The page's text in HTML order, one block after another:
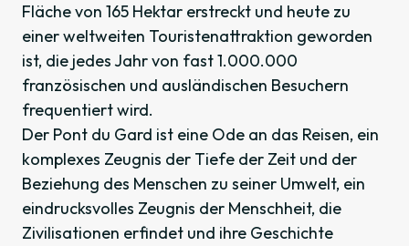
Fläche von 165 Hektar erstreckt und heute zu
einer weltweiten Touristenattraktion geworden
ist, die jedes Jahr von fast 1.000.000
französischen und ausländischen Besuchern
frequentiert wird.
Der Pont du Gard ist eine Ode an das Reisen, ein
komplexes Zeugnis der Tiefe der Zeit und der
Beziehung des Menschen zu seiner Umwelt, ein
eindrucksvolles Zeugnis der Menschheit, die
Zivilisationen erfindet und ihre Geschichte